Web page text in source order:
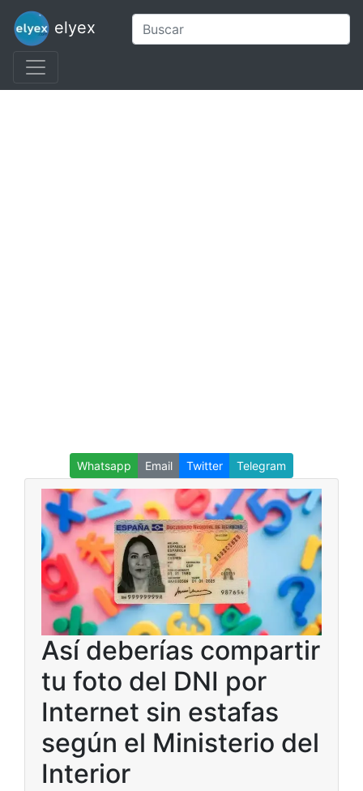
elyex
Whatsapp Email Twitter Telegram
Así deberías compartir
tu foto del DNI por
Internet sin estafas
según el Ministerio del
Interior